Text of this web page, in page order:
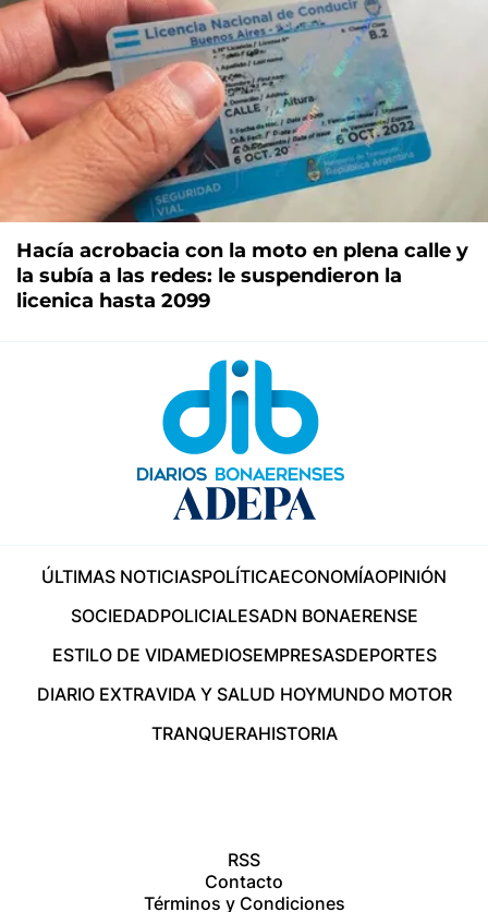
Hacía acrobacia con la moto en plena calle y
la subía a las redes: le suspendieron la
licenica hasta 2099
ÚLTIMAS NOTICIASPOLÍTICAECONOMÍAOPINIÓN
SOCIEDADPOLICIALESADN BONAERENSE
ESTILO DE VIDAMEDIOSEMPRESASDEPORTES
DIARIO EXTRAVIDA Y SALUD HOYMUNDO MOTOR
TRANQUERAHISTORIA
RSS
Contacto
Términos y Condiciones